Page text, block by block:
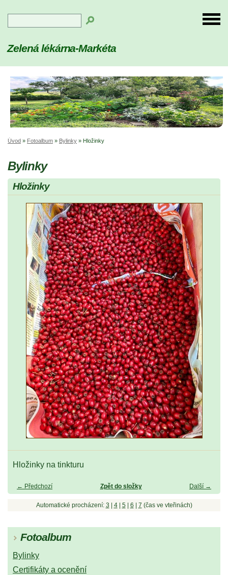
Zelená lékárna-Markéta
Úvod » Fotoalbum » Bylinky » Hložinky
Bylinky
Hložinky
Hložinky na tinkturu
← Předchozí Další →
Zpět do složky
Automatické procházení: 3 4| 5| 6 7 (čas ve vteřinách)
Fotoalbum
Bylinky
Certifikáty a ocenění